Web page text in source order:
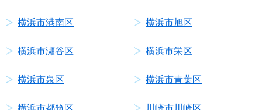
横浜市港南区 横浜市旭区
横浜市瀬谷区 横浜市栄区
横浜市泉区 横浜市青葉区